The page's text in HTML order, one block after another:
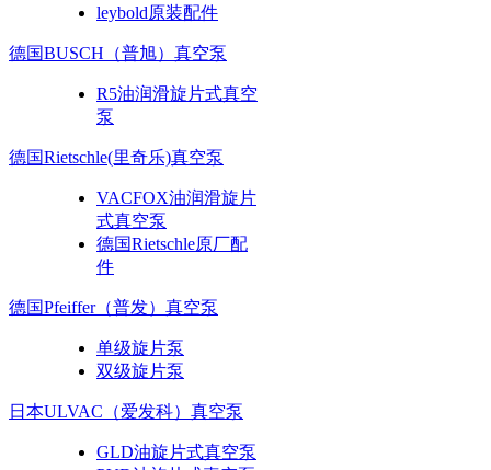
leybold原装配件
德国BUSCH（普旭）真空泵
R5油润滑旋片式真空
泵
德国Rietschle(里奇乐)真空泵
VACFOX油润滑旋片
式真空泵
德国Rietschle原厂配
件
德国Pfeiffer（普发）真空泵
单级旋片泵
双级旋片泵
日本ULVAC（爱发科）真空泵
GLD油旋片式真空泵